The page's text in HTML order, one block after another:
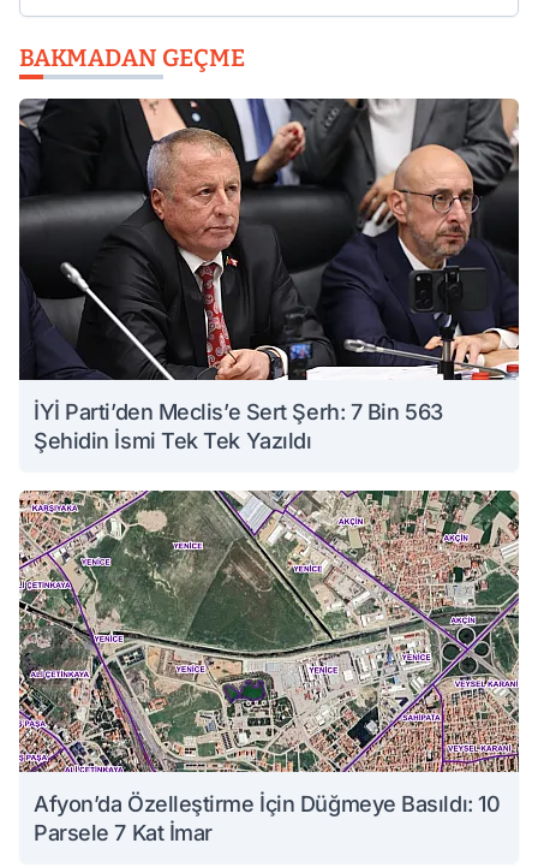
BAKMADAN GEÇME
İYİ Parti’den Meclis’e Sert Şerh: 7 Bin 563
Şehidin İsmi Tek Tek Yazıldı
Afyon’da Özelleştirme İçin Düğmeye Basıldı: 10
Parsele 7 Kat İmar